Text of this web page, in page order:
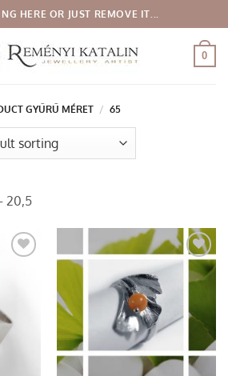
HERE OR JUST REMOVE IT...
0
GYŰRŰ MÉRET / 65
20,5
Add to
wishlist